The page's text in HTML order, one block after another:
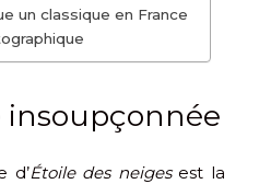
un classique en France
insoupçonnée
d’Étoile des neigesest la